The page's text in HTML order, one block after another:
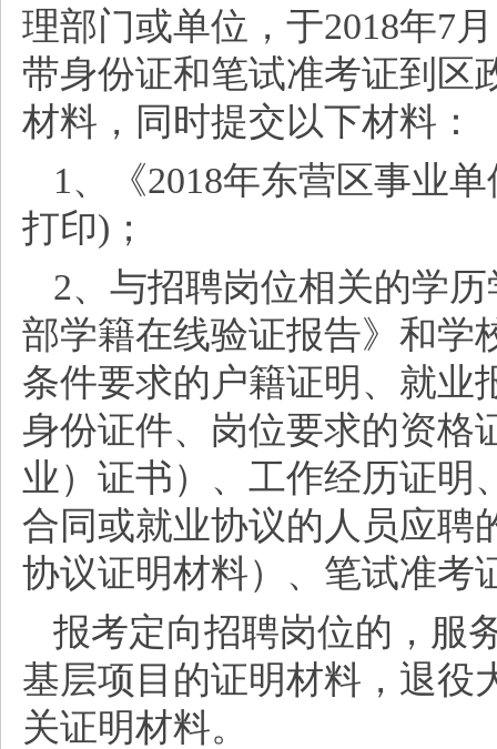
理部门或单位，于2018年7
带身份证和笔试准考证到区
材料，同时提交以下材料：
1、《2018年东营区事业
打印)；
2、与招聘岗位相关的学
部学籍在线验证报告》和学
条件要求的户籍证明、就业
身份证件、岗位要求的资格
业）证书）、工作经历证明
合同或就业协议的人员应聘
协议证明材料）、笔试准考
报考定向招聘岗位的，服
基层项目的证明材料，退役
关证明材料。